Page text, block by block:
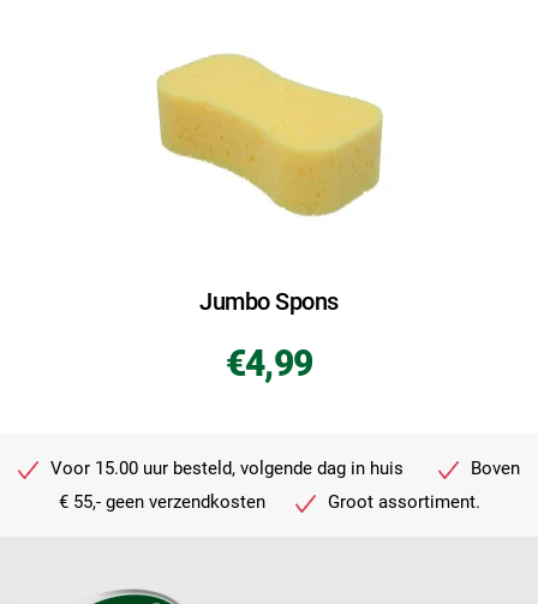
Jumbo Spons
€4,99
Voor 15.00 uur besteld, volgende dag in huis
Boven
€ 55,- geen verzendkosten
Groot assortiment.